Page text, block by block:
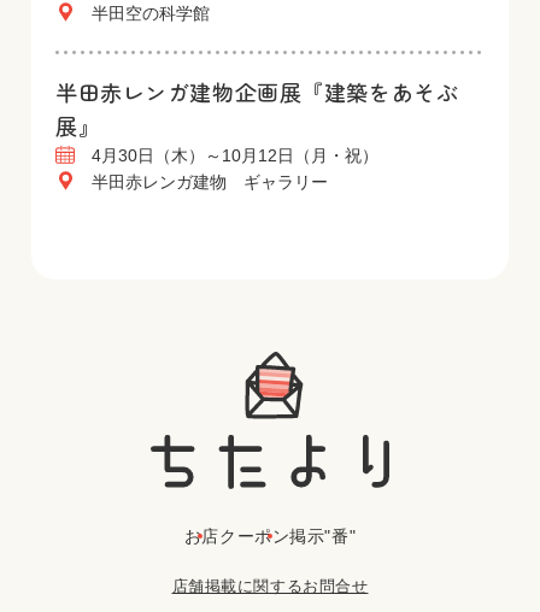
半田空の科学館
半田赤レンガ建物企画展『建築をあそぶ
展』
4月30日（木）～10月12日（月・祝）
半田赤レンガ建物 ギャラリー
お店クーポン掲示"番"
店舗掲載に関するお問合せ